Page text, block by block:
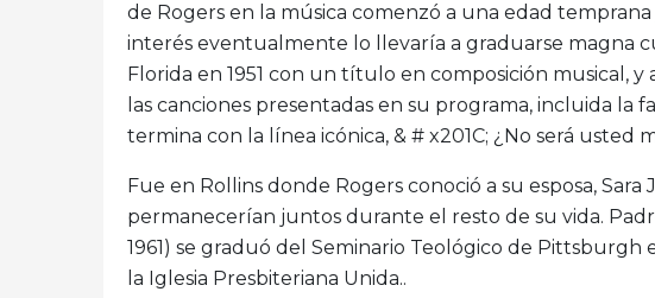
de Rogers en la música comenzó a una edad
interés eventualmente lo llevaría a graduarse magna
Florida en 1951 con un título en composición musical,
las canciones presentadas en su programa, incluida la
termina con la línea icónica, & # x201C; ¿No será usted
Fue en Rollins donde Rogers conoció a su esposa, Sara
permanecerían juntos durante el resto de su vida.
1961) se graduó del Seminario Teológico de Pittsburgh
la Iglesia Presbiteriana Unida..